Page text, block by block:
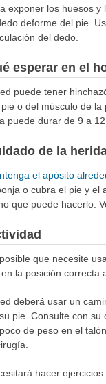
exponer los huesos y
deforme del pie.
del dedo.
esperar en el
puede tener
o del músculo de la
puede durar de 9 a 12
de la
el apósito
o cubra el pie y el
que puede hacerlo.
que necesite
la posición correcta
deberá usar un
pie. Consulte con
de peso en el
hacer